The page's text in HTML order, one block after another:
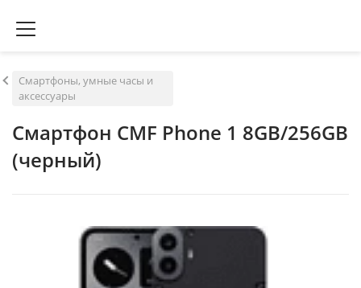
Смартфоны, умные часы и
аксессуары
Смартфон CMF Phone 1 8GB/256GB
(черный)